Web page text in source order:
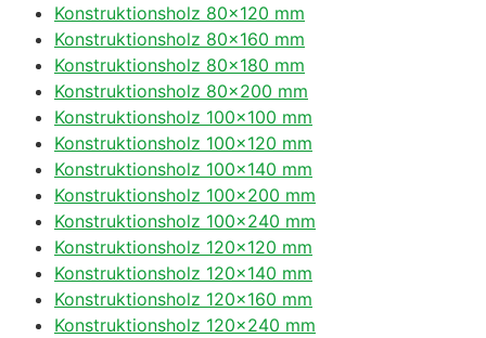
Konstruktionsholz 80×120 mm
Konstruktionsholz 80×160 mm
Konstruktionsholz 80×180 mm
Konstruktionsholz 80×200 mm
Konstruktionsholz 100×100 mm
Konstruktionsholz 100×120 mm
Konstruktionsholz 100×140 mm
Konstruktionsholz 100×200 mm
Konstruktionsholz 100×240 mm
Konstruktionsholz 120×120 mm
Konstruktionsholz 120×140 mm
Konstruktionsholz 120×160 mm
Konstruktionsholz 120×240 mm